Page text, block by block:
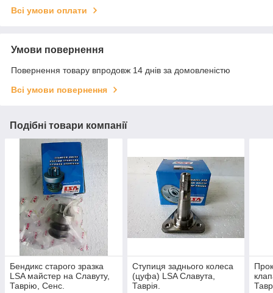
Всі умови оплати
Умови повернення
Повернення товару впродовж 14 днів за домовленістю
Всі умови повернення
Подібні товари компанії
Бендикс старого зразка
LSA майстер на Славуту,
Таврію, Сенс.
Ступиця заднього колеса
(цуфа) LSA Славута,
Таврія.